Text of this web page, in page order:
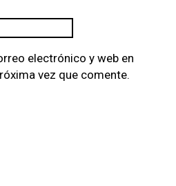
electrónico y web en
vez que comente.